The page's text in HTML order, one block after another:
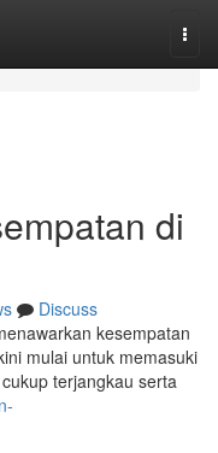
di
Discuss
kesempatan
mulai untuk memasuki
terjangkau serta